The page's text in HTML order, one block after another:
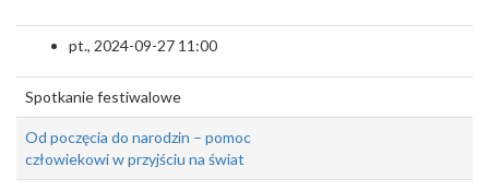
pt., 2024-09-27 11:00
Spotkanie festiwalowe
Od poczęcia do narodzin – pomoc
człowiekowi w przyjściu na świat